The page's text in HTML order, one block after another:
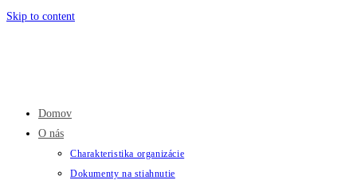
Skip to content
Domov
O nás
Charakteristika organizácie
Dokumenty na stiahnutie